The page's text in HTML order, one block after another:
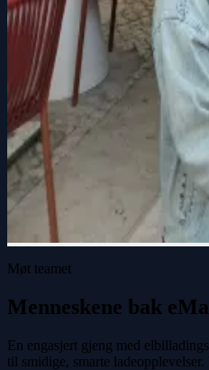
Møt teamet
Menneskene bak
En engasjert gjeng med
til smidige, smarte